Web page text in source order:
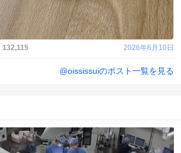
132,115 2026年6月10日
@oississuiのポスト一覧を見る